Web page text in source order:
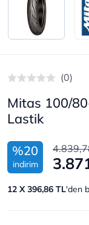
(0)
Mitas 100/
Lastik
%20
indirim
12 X 396,86 TL'den